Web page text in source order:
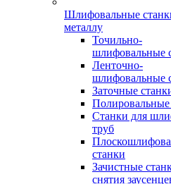
Шлифовальные
металлу
Точильно-
шлифовальные
Ленточно-
шлифовальные
Заточные
Полировальные
Станки для
труб
станки
Зачистные
снятия